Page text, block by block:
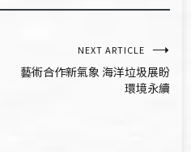
NEXT ARTICLE
藝術合作新氣象 海洋垃圾展盼
環境永續